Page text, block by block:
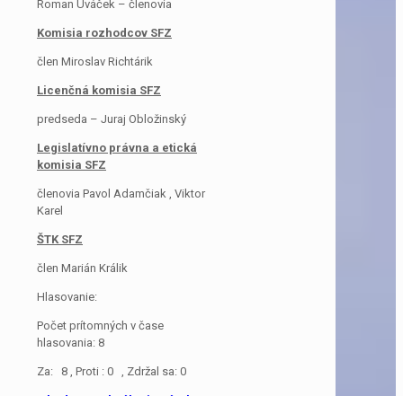
Roman Uváček – členovia
Komisia rozhodcov SFZ
člen Miroslav Richtárik
Licenčná komisia SFZ
predseda – Juraj Obložinský
Legislatívno právna a etická
komisia SFZ
členovia Pavol Adamčiak , Viktor
Karel
ŠTK SFZ
člen Marián Králik
Hlasovanie:
Počet prítomných v čase
hlasovania: 8
Za: 8 , Proti : 0 , Zdržal sa: 0